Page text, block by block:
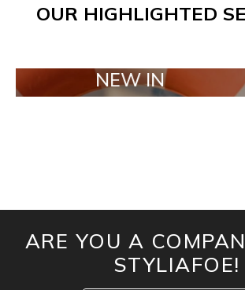
OUR HIGHLIGHTED
NEW IN
ARE YOU A
STYLIAFOE!